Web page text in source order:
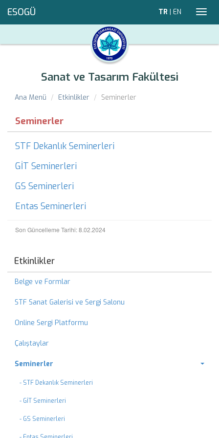
ESOGÜ TR | EN
Sanat ve Tasarım Fakültesi
Ana Menü Etkinlikler Seminerler
Seminerler
STF Dekanlık Seminerleri
GİT Seminerleri
GS Seminerleri
Entas Seminerleri
Son Güncelleme Tarihi: 8.02.2024
Etkinlikler
Belge ve Formlar
STF Sanat Galerisi ve Sergi Salonu
Online Sergi Platformu
Çalıştaylar
Seminerler
- STF Dekanlık Seminerleri
- GİT Seminerleri
- GS Seminerleri